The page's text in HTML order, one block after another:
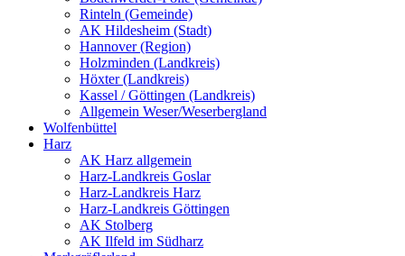
Rinteln (Gemeinde)
AK Hildesheim (Stadt)
Hannover (Region)
Holzminden (Landkreis)
Höxter (Landkreis)
Kassel / Göttingen (Landkreis)
Allgemein Weser/Weserbergland
Wolfenbüttel
Harz
AK Harz allgemein
Harz-Landkreis Goslar
Harz-Landkreis Harz
Harz-Landkreis Göttingen
AK Stolberg
AK Ilfeld im Südharz